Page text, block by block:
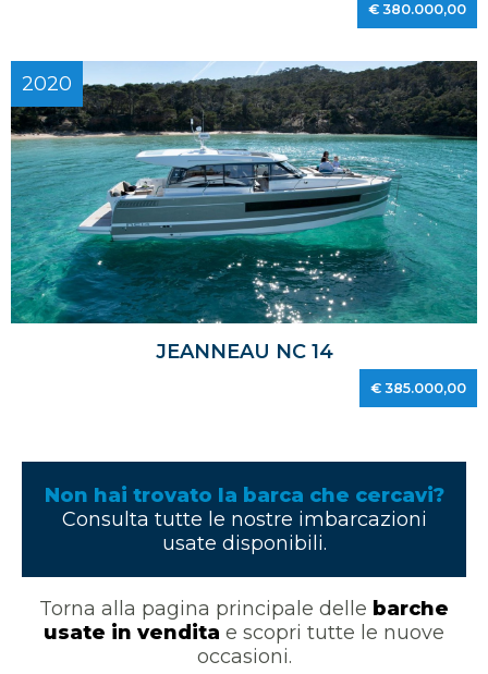
€ 380.000,00
2020
JEANNEAU NC 14
€ 385.000,00
Non hai trovato la barca che cercavi?
Consulta tutte le nostre imbarcazioni
usate disponibili.
Torna alla pagina principale delle barche
usate in vendita e scopri tutte le nuove
occasioni.